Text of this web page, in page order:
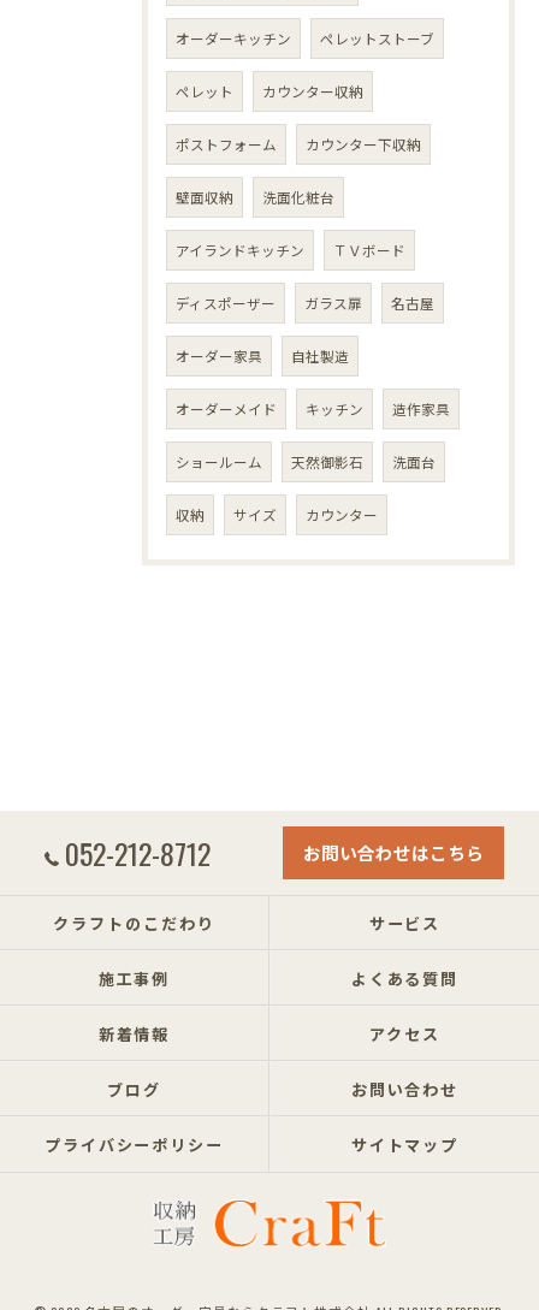
オーダーキッチン ペレットストーブ
ペレット カウンター収納
ポストフォーム カウンター下収納
壁面収納 洗面化粧台
アイランドキッチン ＴＶボード
ディスポーザー ガラス扉 名古屋
オーダー家具 自社製造
オーダーメイド キッチン 造作家具
ショールーム 天然御影石 洗面台
収納 サイズ カウンター
052-212-8712 お問い合わせはこちら
クラフトのこだわり サービス
施工事例 よくある質問
新着情報 アクセス
ブログ お問い合わせ
プライバシーポリシー サイトマップ